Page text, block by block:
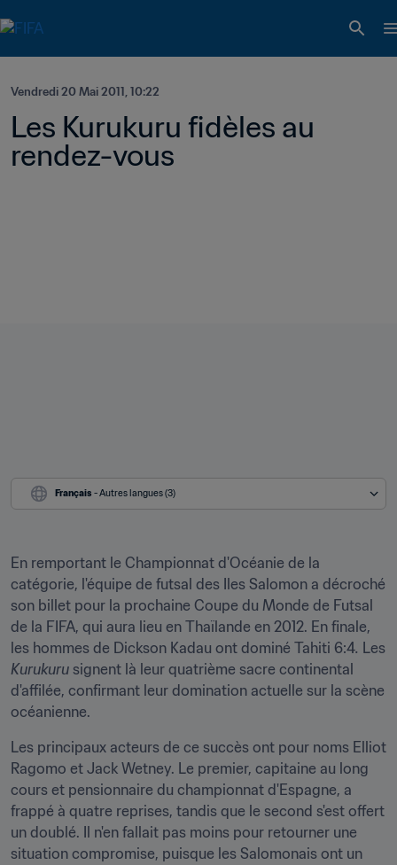
Vendredi 20 Mai 2011, 10:22
Les Kurukuru fidèles au
rendez-vous
Français - Autres langues (3)
En remportant le Championnat d'Océanie de la
catégorie, l'équipe de futsal des Iles Salomon a décroché
son billet pour la prochaine Coupe du Monde de Futsal
de la FIFA, qui aura lieu en Thaïlande en 2012. En finale,
les hommes de Dickson Kadau ont dominé Tahiti 6:4.
Kurukuru signent là leur quatrième sacre continental
d'affilée, confirmant leur domination actuelle sur la scène
océanienne.
Les principaux acteurs de ce succès ont pour noms Elliot
Ragomo et Jack Wetney. Le premier, capitaine au long
cours et pensionnaire du championnat d'Espagne, a
frappé à quatre reprises, tandis que le second s'est offert
un doublé. Il n'en fallait pas moins pour retourner une
situation compromise, puisque les Salomonais ont un